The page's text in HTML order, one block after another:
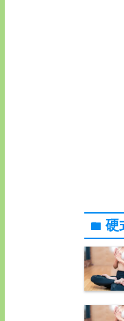
folder 硬